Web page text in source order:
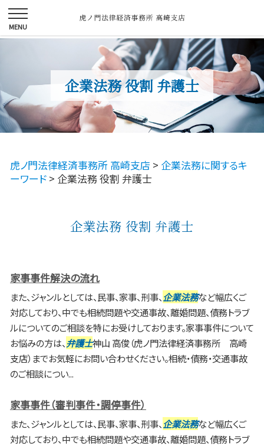
企業法務 役割 弁護士
虎ノ門法律経済事務所 高崎支店 > 企業法務に関するキ
ーワード > 企業法務 役割 弁護士
企業法務 役割 弁護士
家事事件解決の流れ
また、ジャンルとしては、民事、家事、刑事、企業法務など幅広くご
対応しており、中でも相続問題や交通事故、離婚問題、債務トラブ
ルについてのご相談を特にお受けしております。家事事件について
お悩みの方は、弁護士神山 高俊（虎ノ門法律経済事務所 高崎
支店）までお気軽にお問い合わせください。相続・債務・交通事故
のご相談につい...
家事事件（審判事件・調停事件）
また、ジャンルとしては、民事、家事、刑事、 企業法務など幅広くご
対応しており、中でも相続問題や交通事故、離婚問題、債務トラブ